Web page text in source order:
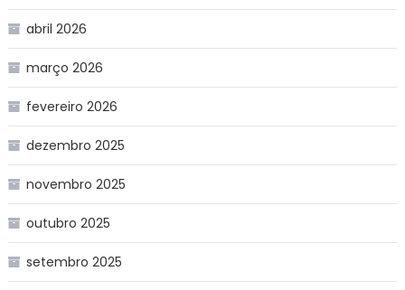
abril 2026
março 2026
fevereiro 2026
dezembro 2025
novembro 2025
outubro 2025
setembro 2025